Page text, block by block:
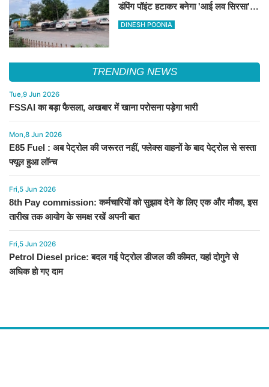
डंपिंग पॉइंट हटाकर बनेगा 'आई लव सिरसा'
सेल्फी पॉइंट
DINESH POONIA
TRENDING NEWS
Tue,9 Jun 2026
FSSAI का बड़ा फैसला, अखबार में खाना परोसना पड़ेगा भारी
Mon,8 Jun 2026
E85 Fuel : अब पेट्रोल की जरूरत नहीं, फ्लेक्स वाहनों के बाद पेट्रोल से सस्ता
फ्यूल हुआ लॉन्च
Fri,5 Jun 2026
8th Pay commission: कर्मचारियों को सुझाव देने के लिए एक और मौका, इस
तारीख तक आयोग के समक्ष रखें अपनी बात
Fri,5 Jun 2026
Petrol Diesel price: बदल गई पेट्रोल डीजल की कीमत, यहां दोगुने से
अधिक हो गए दाम